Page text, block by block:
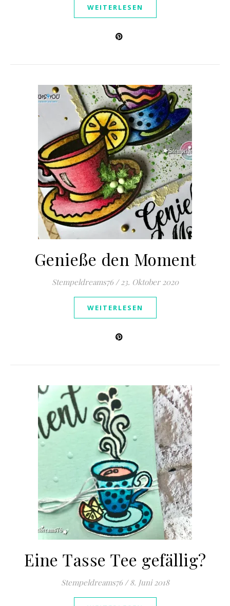
WEITERLESEN
Genieße den Moment
Stempeldreams76 / 23. Oktober 2020
WEITERLESEN
Eine Tasse Tee gefällig?
Stempeldreams76 / 8. Juni 2018